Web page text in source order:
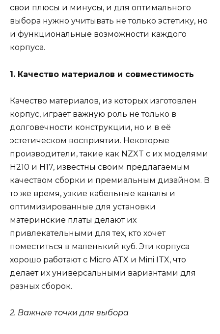
свои плюсы и минусы, и для оптимального
выбора нужно учитывать не только эстетику, но
и функциональные возможности каждого
корпуса.
1. Качество материалов и совместимость
Качество материалов, из которых изготовлен
корпус, играет важную роль не только в
долговечности конструкции, но и в её
эстетическом восприятии. Некоторые
производители, такие как NZXT с их моделями
H210 и H17, известны своим предлагаемым
качеством сборки и премиальным дизайном. В
то же время, узкие кабельные каналы и
оптимизированные для установки
материнские платы делают их
привлекательными для тех, кто хочет
поместиться в маленький куб. Эти корпуса
хорошо работают с Micro ATX и Mini ITX, что
делает их универсальными вариантами для
разных сборок.
2. Важные точки для выбора